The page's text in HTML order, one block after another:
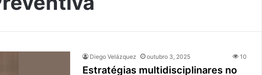
Diego Velázquez outubro 3, 2025 10
Estratégias multidisciplinares no